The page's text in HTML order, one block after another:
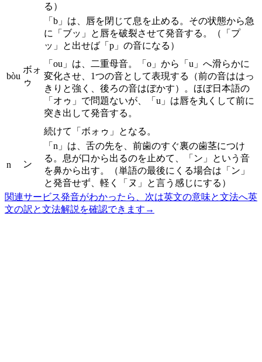
る）
bòu
ボォ
ゥ
「b」は、唇を閉じて息を止める。その状態から急
に「ブッ」と唇を破裂させて発音する。（「プ
ッ」と出せば「p」の音になる）
「ou」は、二重母音。「o」から「u」へ滑らかに
変化させ、1つの音として表現する（前の音ははっ
きりと強く、後ろの音はぼかす）。ほぼ日本語の
「オゥ」で問題ないが、「u」は唇を丸くして前に
突き出して発音する。
続けて「ボォゥ」となる。
n ン
「n」は、舌の先を、前歯のすぐ裏の歯茎につけ
る。息が口から出るのを止めて、「ン」という音
を鼻から出す。（単語の最後にくる場合は「ン」
と発音せず、軽く「ヌ」と言う感じにする）
関連サービス発音がわかったら、次は英文の意味と文法へ英
文の訳と文法解説を確認できます →